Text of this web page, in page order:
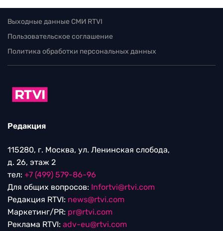
Выходные данные СМИ RTVI
Пользовательское соглашение
Политика обработки персональных данных
Редакция
115280, г. Москва, ул. Ленинская слобода,
д. 26, этаж 2
тел: +7 (499) 579-86-96
Для общих вопросов: Infortvi@rtvi.com
Редакция RTVI: news@rtvi.com
Маркетинг/PR: pr@rtvi.com
Реклама RTVI: adv-eu@rtvi.com